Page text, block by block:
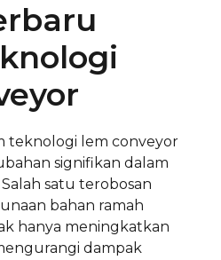
teknologi lem conveyor
signifikan dalam
satu terobosan
bahan ramah
hanya meningkatkan
dampak